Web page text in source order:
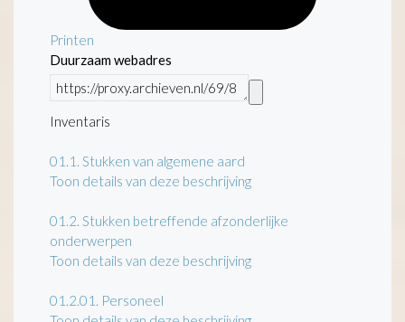
Printen
Duurzaam webadres
Inventaris
01.1. Stukken van algemene aard
Toon details van deze beschrijving
01.2. Stukken betreffende afzonderlijke
onderwerpen
Toon details van deze beschrijving
01.2.01.
Personeel